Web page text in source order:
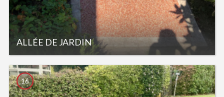
ALLÉE DE JARDIN
16